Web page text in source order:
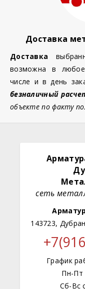
Доставка
Доставка
возможна в
числе и в день
безналичный
объекте по факту
сеть
143723,
График
Пн-Пт
Сб-Вс